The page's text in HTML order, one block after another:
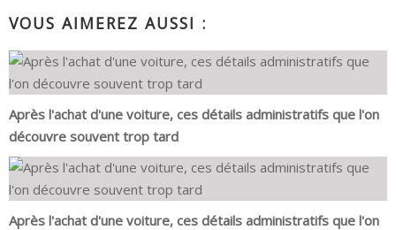
VOUS AIMEREZ AUSSI :
Après l'achat d'une voiture, ces détails administratifs que l'on
découvre souvent trop tard
Après l'achat d'une voiture, ces détails administratifs que l'on